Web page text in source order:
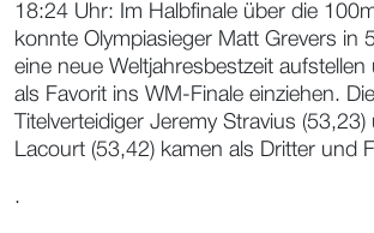
18:24 Uhr: Im Halbfinale über die
konnte Olympiasieger Matt Grevers in
eine neue Weltjahresbestzeit
als Favorit ins WM-Finale einziehen.
Titelverteidiger Jeremy Stravius
Lacourt (53,42) kamen als Dritter und
.